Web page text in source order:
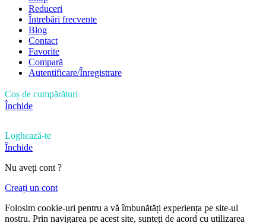
Reduceri
Întrebări frecvente
Blog
Contact
Favorite
Compară
Autentificare/Înregistrare
Coș de cumpărături
Închide
Loghează-te
Închide
Nu aveți cont ?
Creați un cont
Folosim cookie-uri pentru a vă îmbunătăți experiența pe site-ul
nostru. Prin navigarea pe acest site, sunteți de acord cu utilizarea